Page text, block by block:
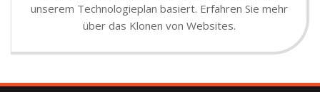
unserem Technologieplan basiert. Erfahren Sie mehr
über das Klonen von Websites.